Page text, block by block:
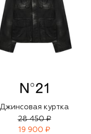
Джинсовая куртка
28 450 ₽
19 900 ₽